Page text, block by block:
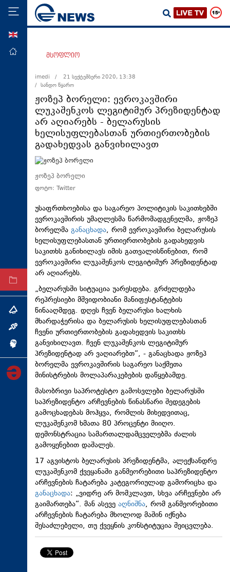
მთავარი
ეკონომიკა
მსოფლიო
ჯანდაცვა
საზოგადოება
რეგიონი
კულტურა
სპორტი
ტექნოლოგიები
ტაბლოიდი
თემა
ინტერვიუ
ინქვიზიცია
მსოფლიო
imedi /
21 სექტემბერი 2020, 13:38
/ სანდო წყარო
ჟოზეპ ბორელი: ევროკავშირი
ლუკაშენკოს ლეგიტიმურ პრეზიდენტად
არ აღიარებს - ბელარუსის
ხელისუფლებასთან ურთიერთობების
გადახედვას განვიხილავთ
ჟოზეპ ბორელი
ფოტო: Twitter
უსაფრთხოებისა და საგარეო პოლიტიკის საკითხებში
ევროკავშირის უმაღლესმა წარმომადგენელმა, ჟოზეპ
ბორელმა განაცხადა, რომ ევროკავშირი ბელარუსის
ხელისუფლებასთან ურთიერთობების გადახედვის
საკითხს განიხილავს იმის გათვალისწინებით, რომ
ევროკავშირი ლუკაშენკოს ლეგიტიმურ პრეზიდენტად
არ აღიარებს.
„ბელარუსში სიტუაცია უარესდება. გრძელდება
რეპრესიები მშვიდობიანი მანიფესტანტების
წინააღმდეგ. დღეს ჩვენ ბელარუსი ხალხის
მხარდაჭერისა და ბელარუსის ხელისუფლებასთან
ჩვენი ურთიერთობების გადახედვის საკითხს
განვიხილავთ. ჩვენ ლუკაშენკოს ლეგიტიმურ
პრეზიდენტად არ ვაღიარებთ“, - განაცხადა ჟოზეპ
ბორელმა ევროკავშირის საგარეო საქმეთა
მინისტრების მოლაპარაკებების დაწყებამდე.
მასობრივი საპროტესტო გამოსვლები ბელარუსში
საპრეზიდენტო არჩევნების წინასწარი შედეგების
გამოცხადებას მოჰყვა, რომლის მიხედვითაც,
ლუკაშენკომ ხმათა 80 პროცენტი მიიღო.
დემონსტრაცია სამართალდამცველებმა ძალის
გამოყენებით დაშალეს.
17 აგვისტოს ბელარუსის პრეზიდენტმა, ალექსანდრე
ლუკაშენკომ ქვეყანაში განმეორებითი საპრეზიდენტო
არჩევნების ჩატარება კატეგორიულად გამორიცხა და
განაცხადა: „ვიდრე არ მომკლავთ, სხვა არჩევნები არ
გაიმართება“. მან ასევე აღნიშნა, რომ განმეორებითი
არჩევნების ჩატარება მხოლოდ მაშინ იქნება
შესაძლებელი, თუ ქვეყნის კონსტიტუცია შეიცვლება.